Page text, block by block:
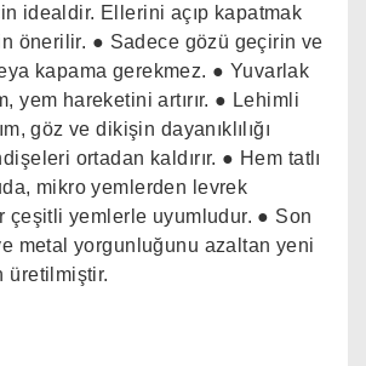
idealdir. Ellerini açıp kapatmak
önerilir. ● Sadece gözü geçirin ve
kapama gerekmez. ● Yuvarlak
yem hareketini artırır. ● Lehimli
göz ve dikişin dayanıklılığı
ortadan kaldırır. ● Hem tatlı
mikro yemlerden levrek
çeşitli yemlerle uyumludur. ● Son
metal yorgunluğunu azaltan yeni
üretilmiştir.